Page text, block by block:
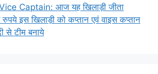
Captain: आज यह खिलाड़ी जीता
इस खिलाड़ी को कप्तान एवं वाइस कप्तान
से टीम बनाये